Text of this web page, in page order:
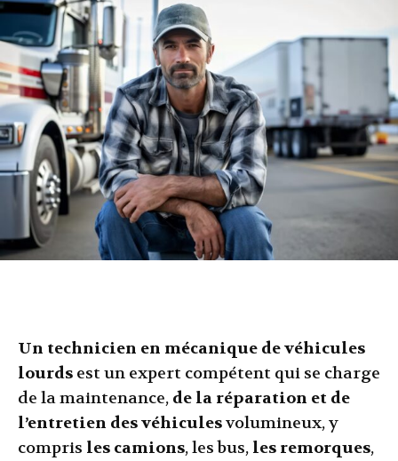
Un technicien en mécanique de véhicules
lourds est un expert compétent qui se charge
de la maintenance, de la réparation et de
l’entretien des véhiculesvolumineux, y
compris les camions, les bus, les remorques,